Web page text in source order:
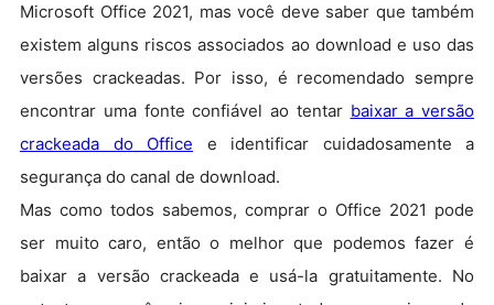
Microsoft Office 2021, mas você deve saber que também
existem alguns riscos associados ao download e uso das
versões crackeadas. Por isso, é recomendado sempre
encontrar uma fonte confiável ao tentar baixar a versão
crackeada do Office e identificar cuidadosamente a
segurança do canal de download.
Mas como todos sabemos, comprar o Office 2021 pode
ser muito caro, então o melhor que podemos fazer é
baixar a versão crackeada e usá-la gratuitamente. No